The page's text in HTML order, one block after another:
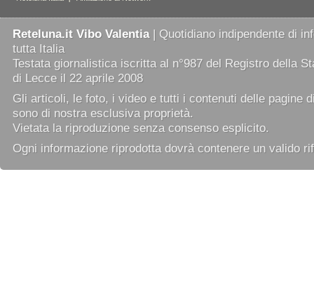
Reteluna.it Vibo Valentia| Quotidiano indipendente di
tutta Italia
Testata giornalistica iscritta al n°987 del Registro della
di Lecce il 22 aprile 2008
Gli articoli, le foto, i video e tutti i contenuti delle pagine
sono di nostra esclusiva proprietà.
Vietata la riproduzione senza consenso esplicito.
Ogni informazione riprodotta dovrà contenere un valido